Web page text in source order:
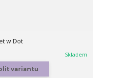
w Dot
Skladem
variantu